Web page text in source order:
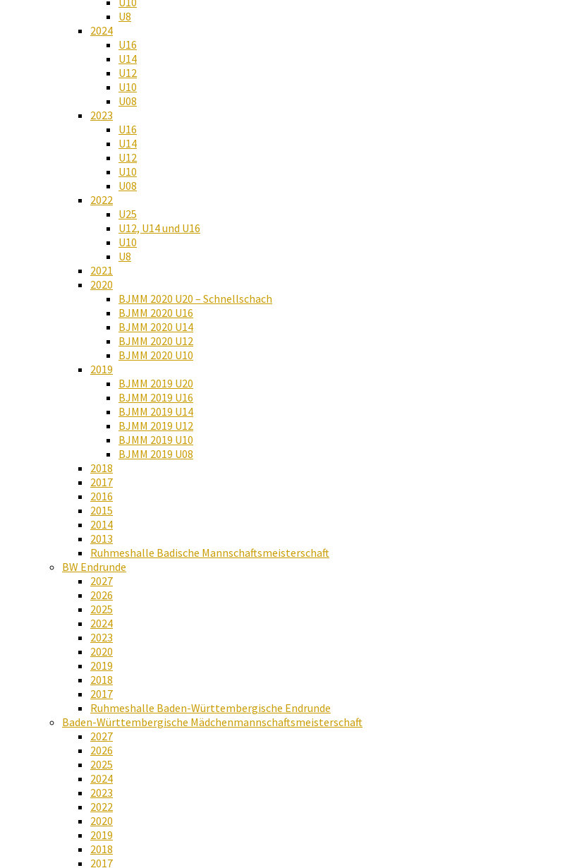
U8
2024
U16
U14
U12
U10
U08
2023
U16
U14
U12
U10
U08
2022
U25
U12, U14 und U16
U10
U8
2021
2020
BJMM 2020 U20 – Schnellschach
BJMM 2020 U16
BJMM 2020 U14
BJMM 2020 U12
BJMM 2020 U10
2019
BJMM 2019 U20
BJMM 2019 U16
BJMM 2019 U14
BJMM 2019 U12
BJMM 2019 U10
BJMM 2019 U08
2018
2017
2016
2015
2014
2013
Ruhmeshalle Badische Mannschaftsmeisterschaft
BW Endrunde
2027
2026
2025
2024
2023
2020
2019
2018
2017
Ruhmeshalle Baden-Württembergische Endrunde
Baden-Württembergische Mädchenmannschaftsmeisterschaft
2027
2026
2025
2024
2023
2022
2020
2019
2018
2017